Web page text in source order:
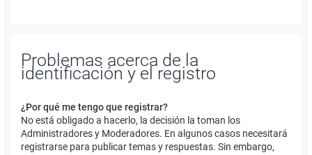
Problemas acerca de la
identificación y el registro
¿Por qué me tengo que registrar?
No está obligado a hacerlo, la decisión la toman los
Administradores y Moderadores. En algunos casos necesitará
registrarse para publicar temas y respuestas. Sin embargo,